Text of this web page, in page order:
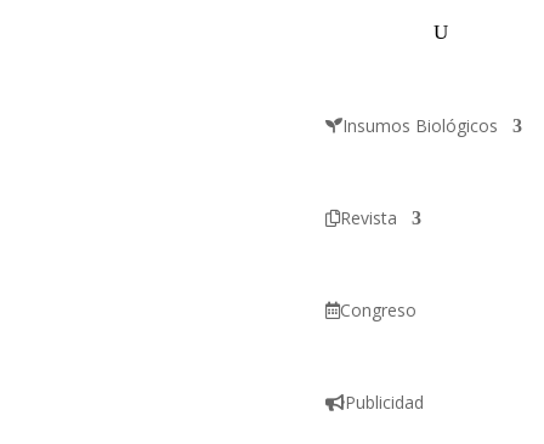
Insumos Biológicos
Revista
Congreso
Publicidad